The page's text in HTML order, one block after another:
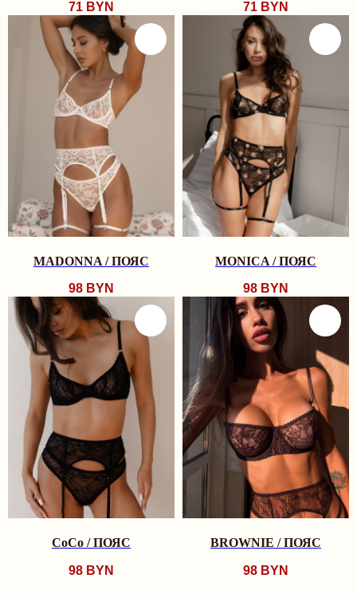
71 BYN 71 BYN
MADONNA / ПОЯС
98 BYN
MONICA / ПОЯС
98 BYN
CoCo / ПОЯС
98 BYN
BROWNIE / ПОЯС
98 BYN
КОНТАКТЫ
TRYMORELINGERIE@GMAIL.COM
МИНСК, РОМАНОВСКАЯ СЛОБОДА 11,
11:00 - 20:00
ПОДПИСАТЬСЯ НА НОВОСТИ БРЕНДА
Я согласен сполитикой конфиденциальности
ЧАСТНОЕ УНИТАРНОЕ ПРЕДПРИЯТИЕ "ТРАЙМО-СТОР"
СВИДЕТЕЛЬСТВО О ГОСУДАРСТВЕННОЙ РЕГИСТРАЦИИ №
0250078 ОТ 27.02.2025
УНП: 193846631
ТЕЛ: +375447292041
Рейтинг магазина 5.0
ПОЛИТИКА КОНФИДЕНЦИАЛЬНОСТИ
ПРОГРАММА ЛОЯЛЬНОСТИ